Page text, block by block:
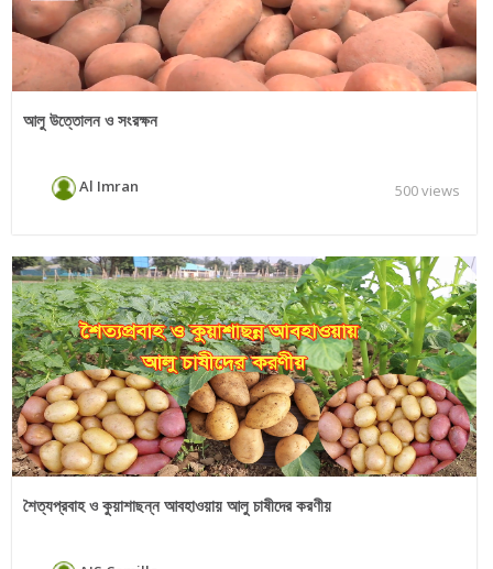
আলু উত্তোলন ও সংরক্ষন
Al Imran 500 views
শৈত্যপ্রবাহ ও কুয়াশাছন্ন আবহাওয়ায় আলু চাষীদের করণীয়